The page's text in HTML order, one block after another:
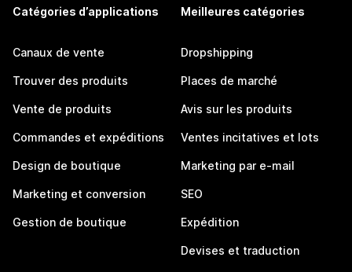
Catégories d’applications
Canaux de vente
Trouver des produits
Vente de produits
Commandes et expéditions
Design de boutique
Marketing et conversion
Gestion de boutique
Meilleures catégories
Dropshipping
Places de marché
Avis sur les produits
Ventes incitatives et lots
Marketing par e-mail
SEO
Expédition
Devises et traduction